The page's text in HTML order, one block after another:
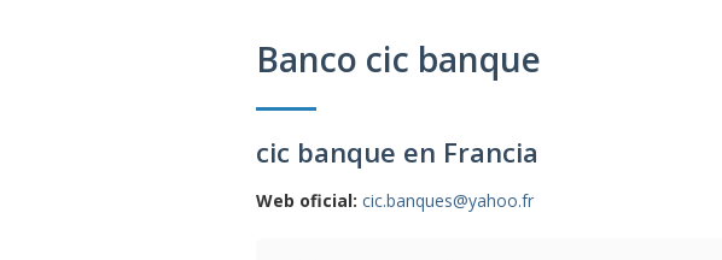
Banco cic banque
cic banque en Francia
Web oficial: cic.banques@yahoo.fr